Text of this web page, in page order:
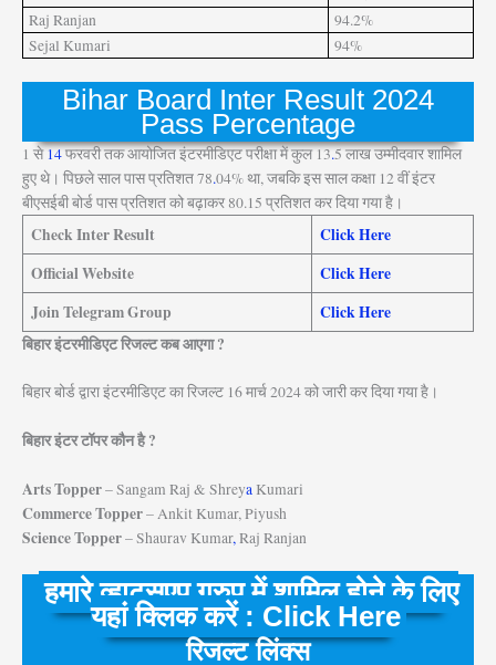
Raj Ranjan
94.2%
Sejal Kumari
94%
Bihar Board Inter Result 2024
Pass Percentage
1 से14फरवरी तक आयोजित इंटरमीडिएट परीक्षा में कुल 13.5 लाख उम्मीदवार शामिल
हुए थे। पिछले साल पास प्रतिशत 78.04% था, जबकि इस साल कक्षा 12 वीं इंटर
बीएसईबी बोर्ड पास प्रतिशत को बढ़ाकर 80.15 प्रतिशत कर दिया गया है।
Check Inter Result
Click Here
Official Website
Click Here
Join Telegram Group
Click Here
बिहार इंटरमीडिएट रिजल्ट कब आएगा ?
बिहार बोर्ड द्वारा इंटरमीडिएट का रिजल्ट 16 मार्च 2024 को जारी कर दिया गया है।
बिहार इंटर टॉपर कौन है ?
Arts Topper– Sangam Raj & Shreya Kumari
Commerce Topper– Ankit Kumar, Piyush
Science Topper– Shaurav Kumar,Raj Ranjan
हमारे व्हाट्सएप ग्रुप में शामिल होने के लिए
यहां क्लिक करें : Click Here
रिजल्ट लिंक्स